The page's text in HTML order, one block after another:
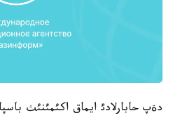
دةپ حابارلادئ ايماق اكئمئنئث